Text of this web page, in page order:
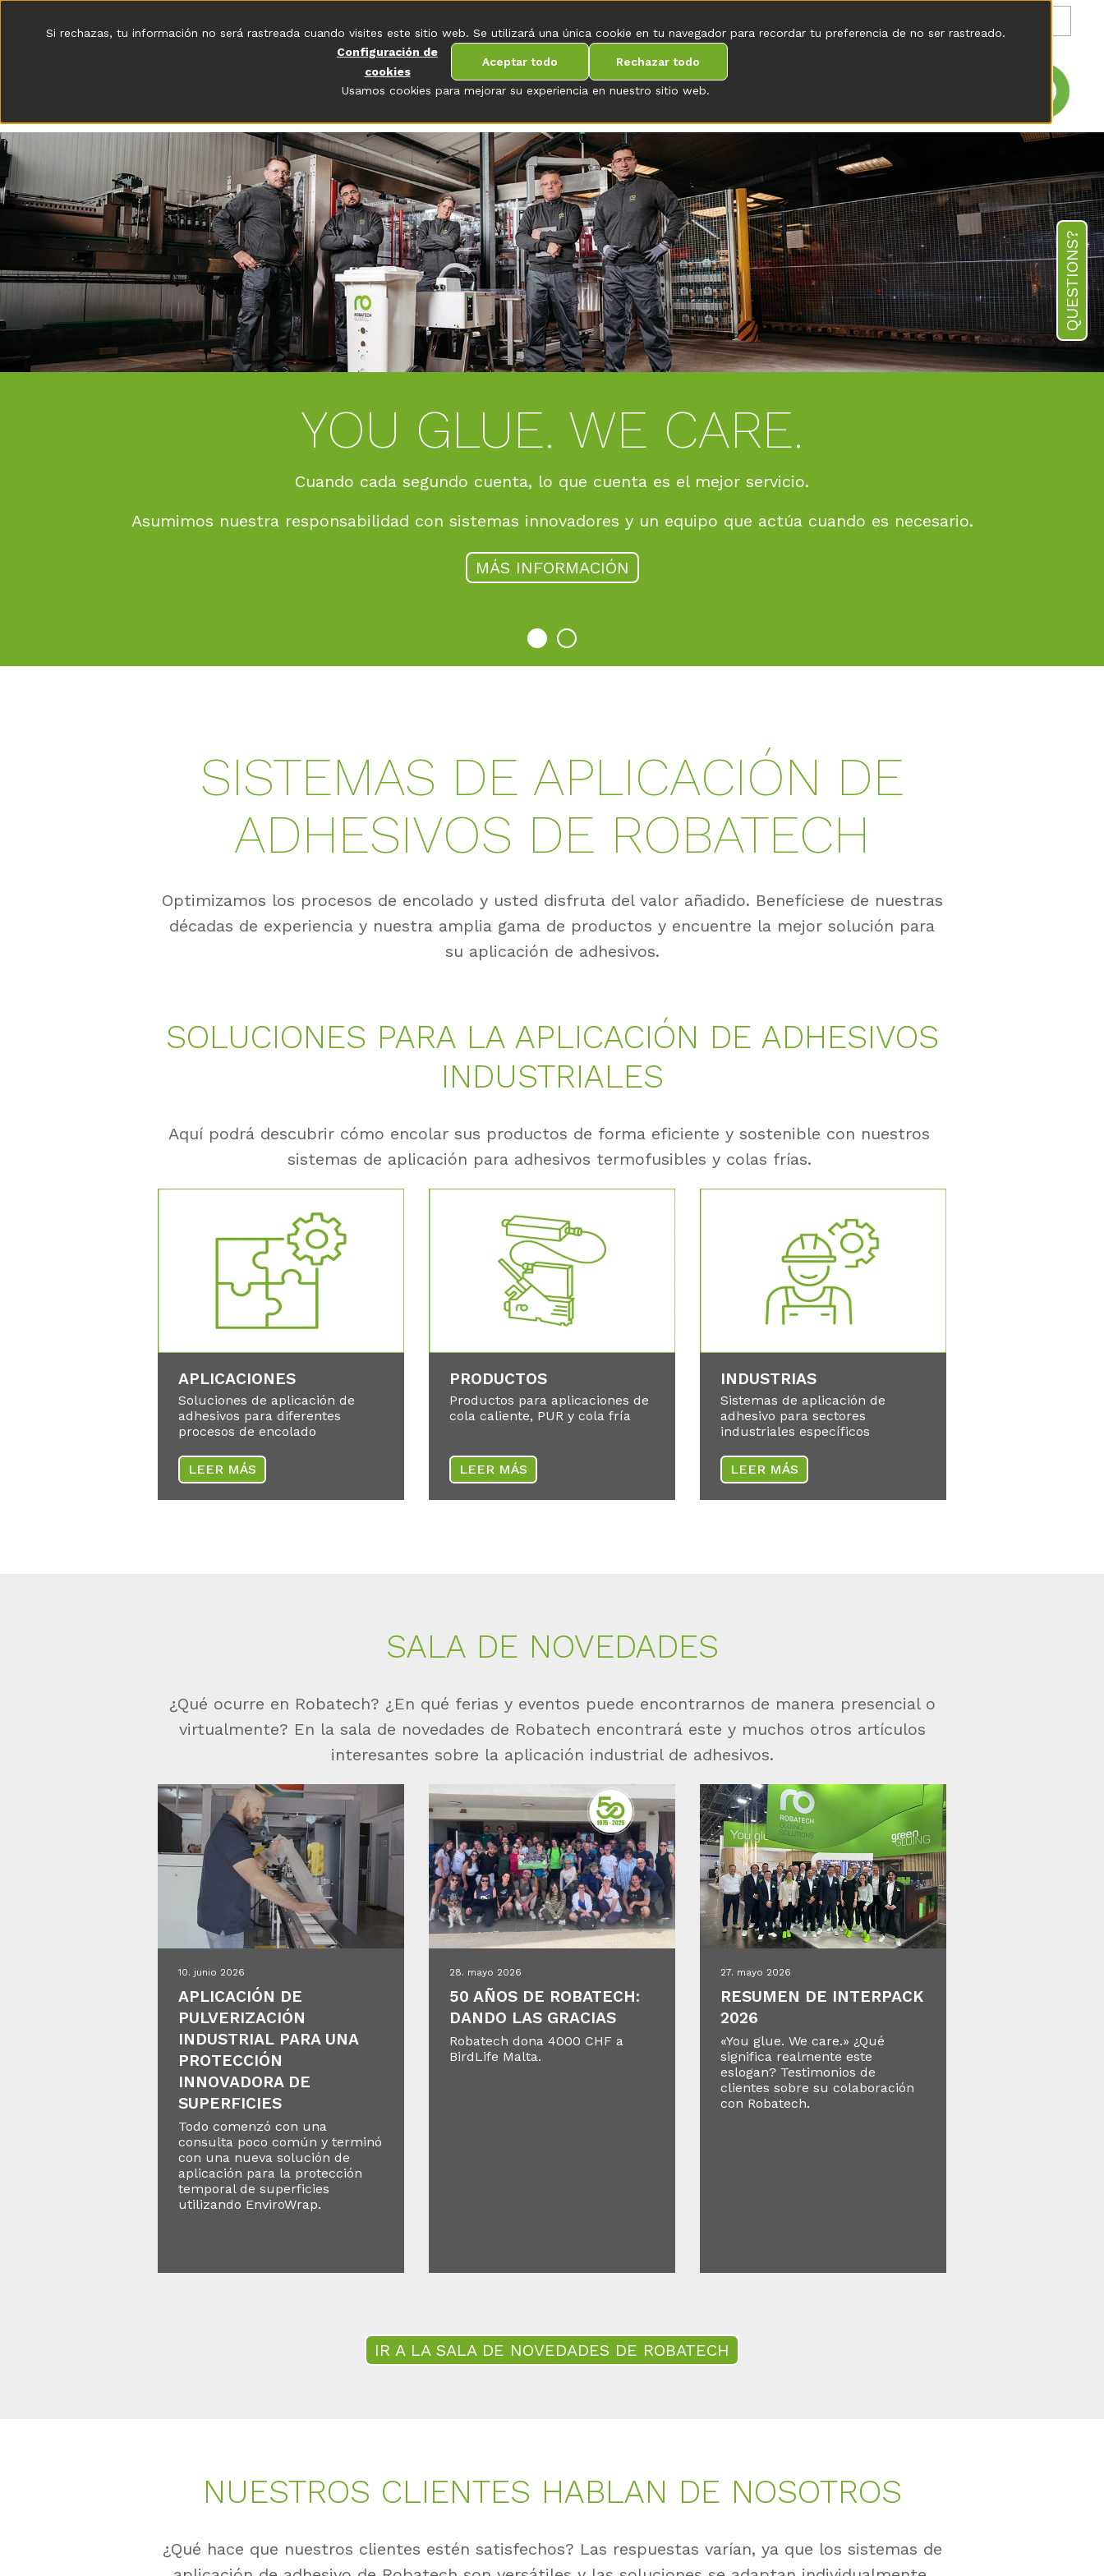
Usamos cookies para mejorar su experiencia en nuestro sitio web.
Si rechazas, tu información no será rastreada cuando visites este sitio web. Se utilizará una única cookie en tu navegador para recordar tu preferencia de no ser rastreado.
Configuración de
cookies
Aceptar todo Rechazar todo
es necesario.
ES HORA DE LA
Descubra el potente todoterreno de los equipos fusores. Aplicación de adhesivo
SISTEMAS DE APLICACIÓN DE
ADHESIVOS DE ROBATECH
Optimizamos los procesos de encolado y usted disfruta del valor añadido. Benefíciese de nuestras
décadas de experiencia y nuestra amplia gama de productos y encuentre la mejor solución para
su aplicación de adhesivos.
SOLUCIONES PARA LA APLICACIÓN DE ADHESIVOS
INDUSTRIALES
Aquí podrá descubrir cómo encolar sus productos de forma eficiente y sostenible con nuestros
sistemas de aplicación para adhesivos termofusibles y colas frías.
APLICACIONES
Soluciones de aplicación de
adhesivos para diferentes
procesos de encolado
LEER MÁS
PRODUCTOS
Productos para aplicaciones de
cola caliente, PUR y cola fría
LEER MÁS
INDUSTRIAS
Sistemas de aplicación de
adhesivo para sectores
industriales específicos
LEER MÁS
SALA DE NOVEDADES
¿Qué ocurre en Robatech? ¿En qué ferias y eventos puede encontrarnos de manera presencial o
virtualmente? En la sala de novedades de Robatech encontrará este y muchos otros artículos
interesantes sobre la aplicación industrial de adhesivos.
10. junio 2026
APLICACIÓN DE
PULVERIZACIÓN
INDUSTRIAL PARA UNA
PROTECCIÓN
INNOVADORA DE
SUPERFICIES
Todo comenzó con una
consulta poco común y terminó
con una nueva solución de
aplicación para la protección
temporal de superficies
utilizando EnviroWrap.
28. mayo 2026
50 AÑOS DE ROBATECH:
DANDO LAS GRACIAS
Robatech dona 4000 CHF a
BirdLife Malta.
27. mayo 2026
RESUMEN DE INTERPACK
2026
«You glue. We care.» ¿Qué
significa realmente este
eslogan? Testimonios de
clientes sobre su colaboración
con Robatech.
IR A LA SALA DE NOVEDADES DE ROBATECH
NUESTROS CLIENTES HABLAN DE NOSOTROS
¿Qué hace que nuestros clientes estén satisfechos? Las respuestas varían, ya que los sistemas de
QUESTIONS?